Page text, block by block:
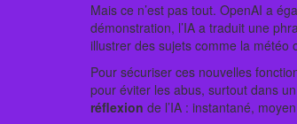
Mais ce n’est pas tout. OpenAI a
démonstration, l’IA a traduit une
illustrer des sujets comme la météo
Pour sécuriser ces nouvelles
pour éviter les abus, surtout dans
réflexion de l’IA : instantané,